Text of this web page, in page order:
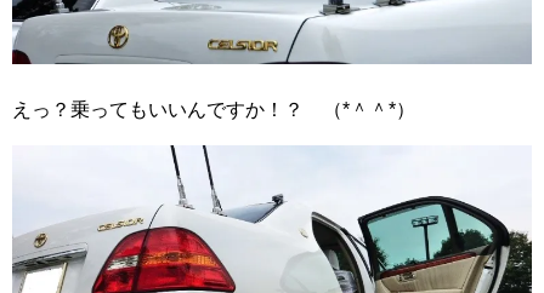
えっ？乗ってもいいんですか！？ （*＾＾*）